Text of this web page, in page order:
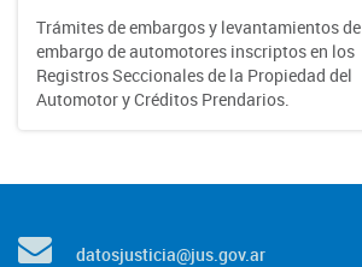
Trámites de embargos y levantamientos de
embargo de automotores inscriptos en los
Registros Seccionales de la Propiedad del
Automotor y Créditos Prendarios.
datosjusticia@jus.gov.ar